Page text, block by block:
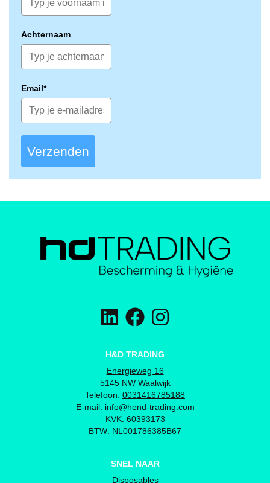
Achternaam
Email*
Verzenden
H&D TRADING
Energieweg 16
5145 NW Waalwijk
Telefoon: 0031416785188
E-mail: info@hend-trading.com
KVK: 60393173
BTW: NL001786385B67
SNEL NAAR
Disposables